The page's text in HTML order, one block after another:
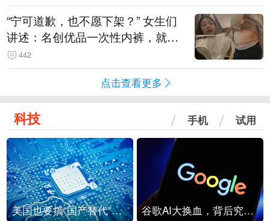
“宁可道歉，也不愿下架？” 女生们
讲述：名创优品一次性内裤，就
是“一次性社死”单品？
442
点击查看更多
科技 手机 试用
美国也要搞“国产替代”？先算清三笔账 谷歌AI大换血，背后究竟发生了什么？